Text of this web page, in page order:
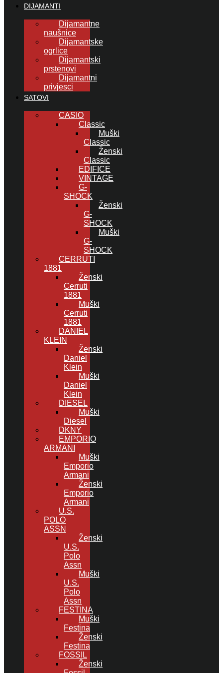
DIJAMANTI
Dijamantne
naušnice
Dijamantske
ogrlice
Dijamantski
prstenovi
Dijamantni
privjesci
SATOVI
CASIO
Classic
Muški
Classic
Ženski
Classic
EDIFICE
VINTAGE
G-
SHOCK
Ženski
G-
SHOCK
Muški
G-
SHOCK
CERRUTI
1881
Ženski
Cerruti
1881
Muški
Cerruti
1881
DANIEL
KLEIN
Ženski
Daniel
Klein
Muški
Daniel
Klein
DIESEL
Muški
Diesel
DKNY
EMPORIO
ARMANI
Muški
Emporio
Armani
Ženski
Emporio
Armani
U.S.
POLO
ASSN
Ženski
U.S.
Polo
Assn
Muški
U.S.
Polo
Assn
FESTINA
Muški
Festina
Ženski
Festina
FOSSIL
Ženski